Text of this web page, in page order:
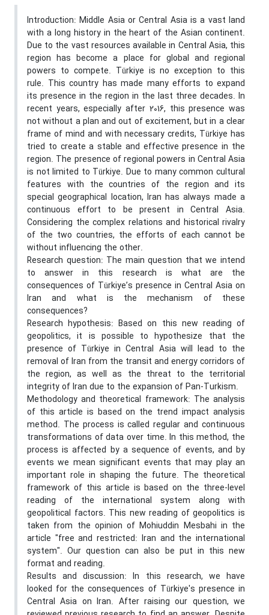
Introduction: Middle Asia or Central Asia is a vast land
with a long history in the heart of the Asian continent.
Due to the vast resources available in Central Asia, this
region has become a place for global and regional
powers to compete. Türkiye is no exception to this
rule. This country has made many efforts to expand
its presence in the region in the last three decades. In
recent years, especially after 2016, this presence was
not without a plan and out of excitement, but in a clear
frame of mind and with necessary credits, Türkiye has
tried to create a stable and effective presence in the
region. The presence of regional powers in Central Asia
is not limited to Türkiye. Due to many common cultural
features with the countries of the region and its
special geographical location, Iran has always made a
continuous effort to be present in Central Asia.
Considering the complex relations and historical rivalry
of the two countries, the efforts of each cannot be
without influencing the other.
Research question: The main question that we intend
to answer in this research is what are the
consequences of Türkiye’s presence in Central Asia on
Iran and what is the mechanism of these
consequences?
Research hypothesis: Based on this new reading of
geopolitics, it is possible to hypothesize that the
presence of Türkiye in Central Asia will lead to the
removal of Iran from the transit and energy corridors of
the region, as well as the threat to the territorial
integrity of Iran due to the expansion of Pan-Turkism.
Methodology and theoretical framework: The analysis
of this article is based on the trend impact analysis
method. The process is called regular and continuous
transformations of data over time. In this method, the
process is affected by a sequence of events, and by
events we mean significant events that may play an
important role in shaping the future. The theoretical
framework of this article is based on the three-level
reading of the international system along with
geopolitical factors. This new reading of geopolitics is
taken from the opinion of Mohiuddin Mesbahi in the
article "free and restricted: Iran and the international
system". Our question can also be put in this new
format and reading.
Results and discussion: In this research, we have
looked for the consequences of Türkiye's presence in
Central Asia on Iran. After raising our question, we